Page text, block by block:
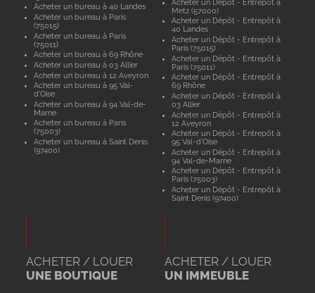
Acheter un bureau à 40 Landes
Acheter un bureau à Paris
(75015)
Acheter un bureau à Paris
(75011)
Acheter un bureau à 69 Rhône
Acheter un bureau à 03 Allier
Acheter un bureau à 12 Aveyron
Acheter un bureau à 95 Val-
d'Oise
Acheter un bureau à 94 Val-de-
Marne
Acheter un bureau à Paris
(75003)
Acheter un bureau à Saint Denis
(97400)
Acheter un Dépôt - Entrepôt à
Metz (57000)
Acheter un Dépôt - Entrepôt à
40 Landes
Acheter un Dépôt - Entrepôt à
Paris (75015)
Acheter un Dépôt - Entrepôt à
Paris (75011)
Acheter un Dépôt - Entrepôt à
69 Rhône
Acheter un Dépôt - Entrepôt à
03 Allier
Acheter un Dépôt - Entrepôt à
12 Aveyron
Acheter un Dépôt - Entrepôt à
95 Val-d'Oise
Acheter un Dépôt - Entrepôt à
94 Val-de-Marne
Acheter un Dépôt - Entrepôt à
Paris (75003)
Acheter un Dépôt - Entrepôt à
Saint Denis (97400)
ACHETER / LOUER
UNE BOUTIQUE
ACHETER / LOUER
UN IMMEUBLE